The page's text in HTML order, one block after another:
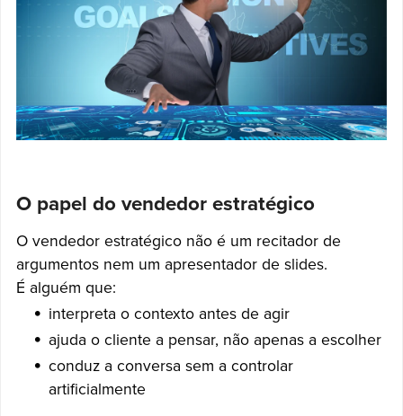
O papel do vendedor estratégico
O vendedor estratégico não é um recitador de
argumentos nem um apresentador de slides.
É alguém que:
interpreta o contexto antes de agir
ajuda o cliente a pensar, não apenas a escolher
conduz a conversa sem a controlar
artificialmente